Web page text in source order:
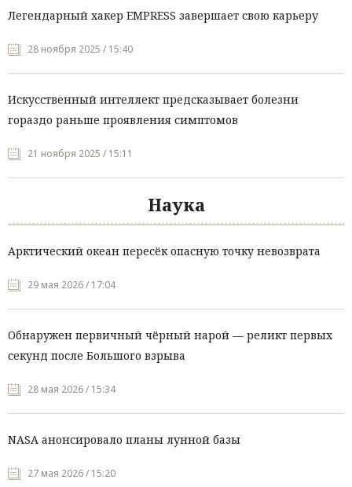
Легендарный хакер EMPRESS завершает свою карьеру
28 ноября 2025 / 15:40
Искусственный интеллект предсказывает болезни
гораздо раньше проявления симптомов
21 ноября 2025 / 15:11
Наука
Арктический океан пересёк опасную точку невозврата
29 мая 2026 / 17:04
Обнаружен первичный чёрный нарой — реликт первых
секунд после Большого взрыва
28 мая 2026 / 15:34
NASA анонсировало планы лунной базы
27 мая 2026 / 15:20